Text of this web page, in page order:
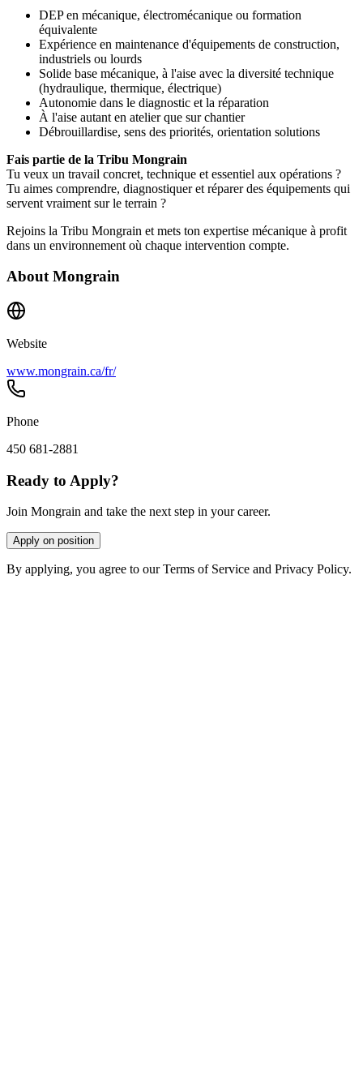
DEP en mécanique, électromécanique ou formation
équivalente
Expérience en maintenance d'équipements de construction,
industriels ou lourds
Solide base mécanique, à l'aise avec la diversité technique
(hydraulique, thermique, électrique)
Autonomie dans le diagnostic et la réparation
À l'aise autant en atelier que sur chantier
Débrouillardise, sens des priorités, orientation solutions
Fais partie de la Tribu Mongrain
Tu veux un travail concret, technique et essentiel aux opérations ?
Tu aimes comprendre, diagnostiquer et réparer des équipements qui
servent vraiment sur le terrain ?
Rejoins la Tribu Mongrain et mets ton expertise mécanique à profit
dans un environnement où chaque intervention compte.
About Mongrain
Website
www.mongrain.ca/fr/
Phone
450 681-2881
Ready to Apply?
Join Mongrain and take the next step in your career.
Apply on position
By applying, you agree to our Terms of Service and Privacy Policy.